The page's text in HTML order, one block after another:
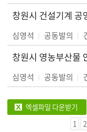
창원시 건설기계 공
심영석 공동발의
창원시 영농부산물
심영석 공동발의
엑셀파일 다운받기
1
2